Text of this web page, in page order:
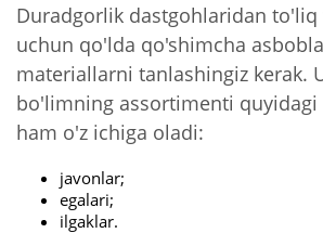
Duradgorlik dastgohlaridan
uchun qo'lda qo'shimcha
materiallarni tanlashingiz kerak.
bo'limning assortimenti
ham o'z ichiga oladi:
javonlar;
egalari;
ilgaklar.